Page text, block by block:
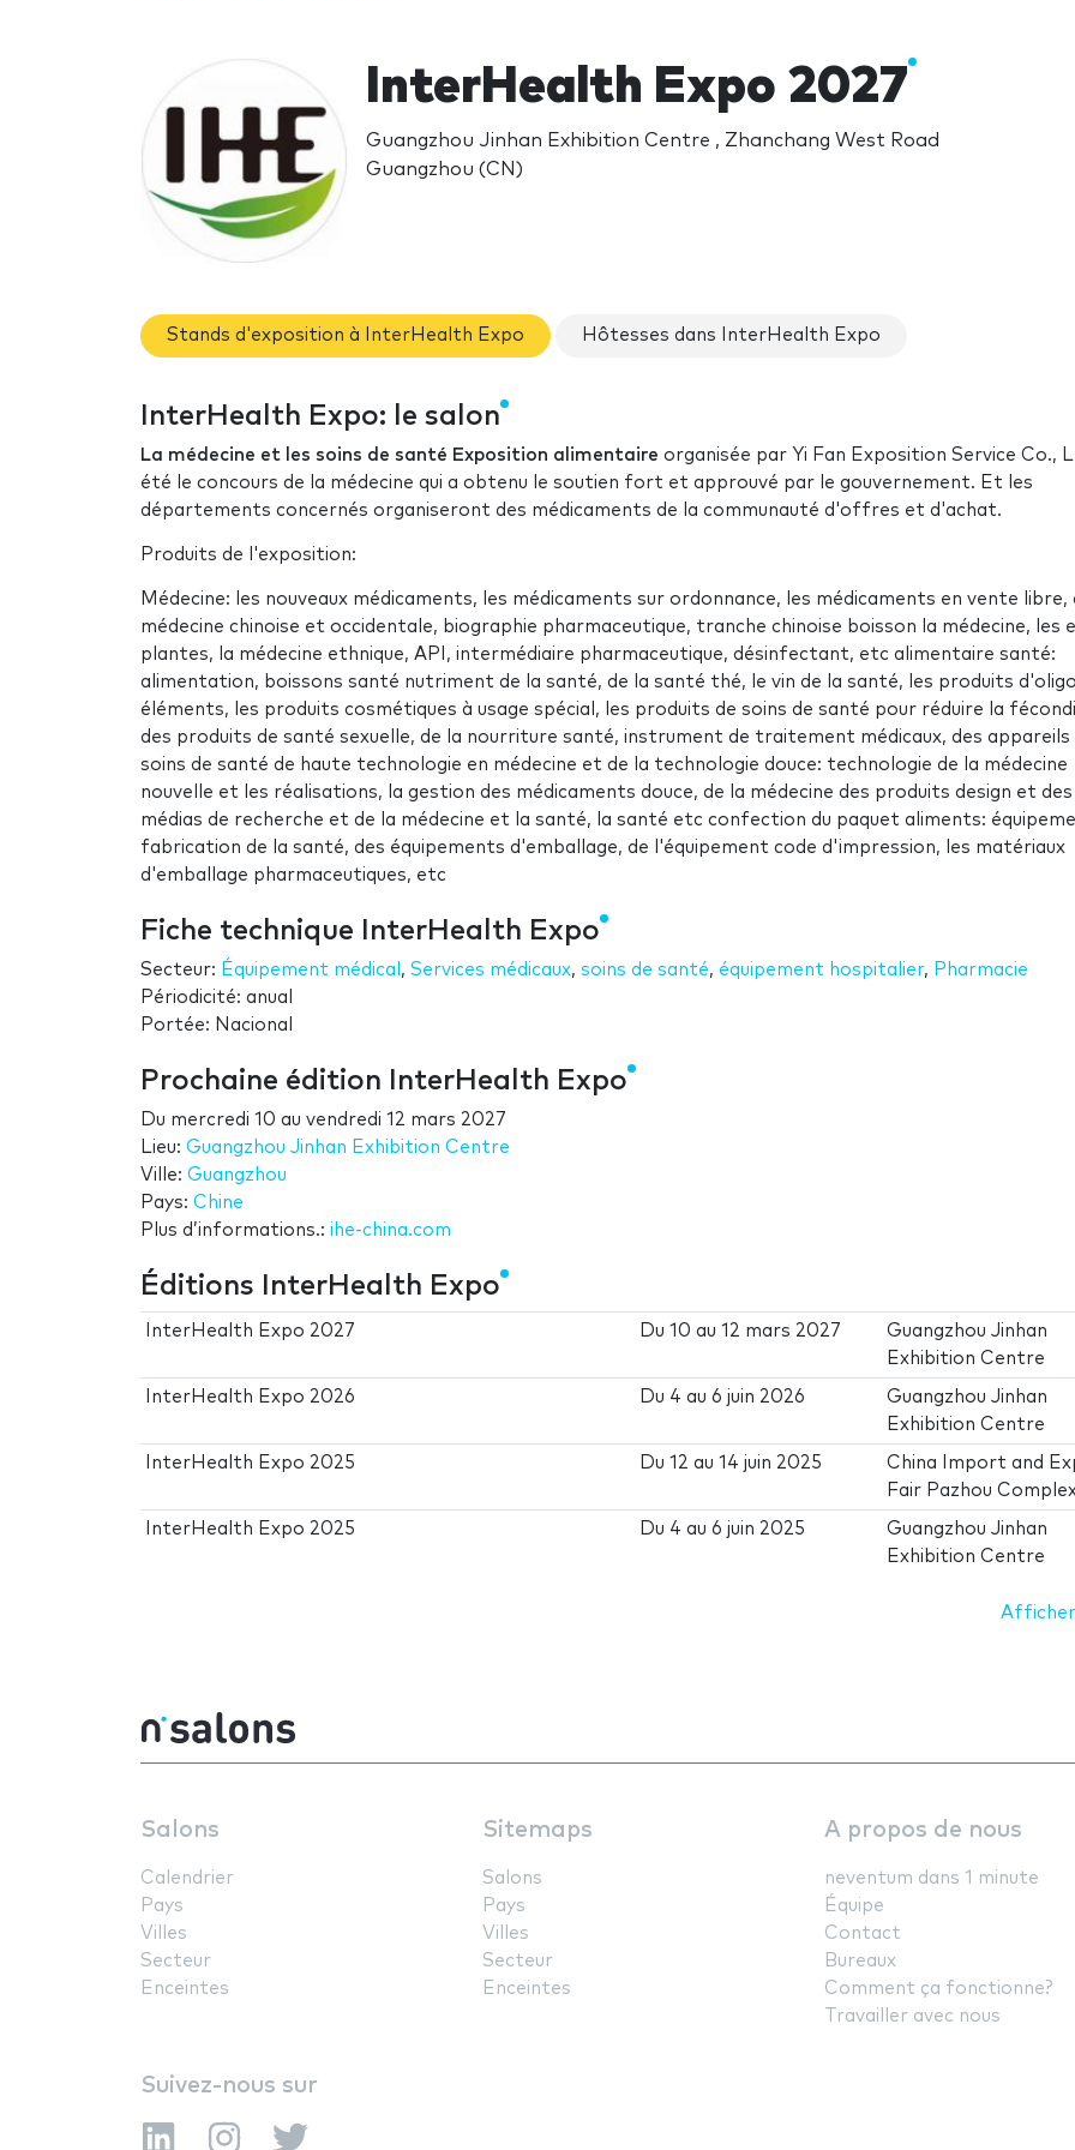
InterHealth Expo 2027
Guangzhou Jinhan Exhibition Centre , Zhanchang West Road
Guangzhou (CN)
Stands d'exposition à InterHealth Expo Hôtesses dans InterHealth Expo
InterHealth Expo: le salon
La médecine et les soins de santé Exposition alimentaire organisée par Yi Fan Exposition Service Co.,
été le concours de la médecine qui a obtenu le soutien fort et approuvé par le gouvernement. Et les
départements concernés organiseront des médicaments de la communauté d'offres et d'achat.
Produits de l'exposition:
Médecine: les nouveaux médicaments, les médicaments sur ordonnance, les médicaments en vente libre,
médecine chinoise et occidentale, biographie pharmaceutique, tranche chinoise boisson la médecine, les
plantes, la médecine ethnique, API, intermédiaire pharmaceutique, désinfectant, etc alimentaire santé:
alimentation, boissons santé nutriment de la santé, de la santé thé, le vin de la santé, les produits
éléments, les produits cosmétiques à usage spécial, les produits de soins de santé pour réduire la
des produits de santé sexuelle, de la nourriture santé, instrument de traitement médicaux, des appareils
soins de santé de haute technologie en médecine et de la technologie douce: technologie de la médecine
nouvelle et les réalisations, la gestion des médicaments douce, de la médecine des produits design et des
médias de recherche et de la médecine et la santé, la santé etc confection du paquet aliments:
fabrication de la santé, des équipements d'emballage, de l'équipement code d'impression, les matériaux
d'emballage pharmaceutiques, etc
Fiche technique InterHealth Expo
Secteur: Équipement médical , Services médicaux, soins de santé, équipement hospitalier, Pharmacie
Périodicité: anual
Portée: Nacional
Prochaine édition InterHealth Expo
Du mercredi 10 au vendredi 12 mars 2027
Lieu: Guangzhou Jinhan Exhibition Centre
Ville: Guangzhou
Pays: Chine
Plus d’informations.: ihe-china.com
Éditions InterHealth Expo
InterHealth Expo 2027 Du10 au12 mars 2027
Guangzhou Jinhan
Exhibition Centre
InterHealth Expo 2026 Du 4 au6 juin 2026
Guangzhou Jinhan
Exhibition Centre
InterHealth Expo 2025 Du12 au14 juin 2025
China Import and
Fair Pazhou
InterHealth Expo 2025 Du 4 au6 juin 2025
Guangzhou Jinhan
Exhibition Centre
Salons
Calendrier
Pays
Villes
Secteur
Enceintes
Sitemaps
Salons
Pays
Villes
Secteur
Enceintes
A propos de nous
neventum dans 1 minute
Équipe
Contact
Bureaux
Comment ça fonctionne?
Travailler avec nous
Suivez-nous sur